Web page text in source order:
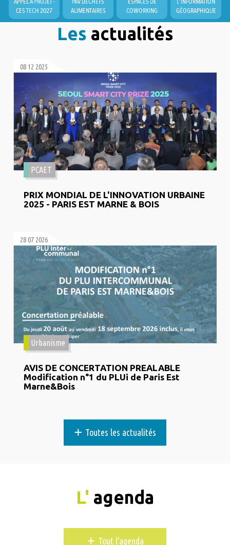
CES TECH 2027
ALIMENTAIRES
COWORKING
GÉOGRAPHIQUE
Les actualités
08 12 2025
PCAET
PRIX MONDIAL DE L'INNOVATION URBAINE
2025 - PARIS EST MARNE & BOIS
28 07 2026
Urbanisme
AVIS DE CONCERTATION PREALABLE
Modification n°1 du PLUi de Paris Est
Marne&Bois
+ Toutes les actualités
L' agenda
+ Tout l'agenda